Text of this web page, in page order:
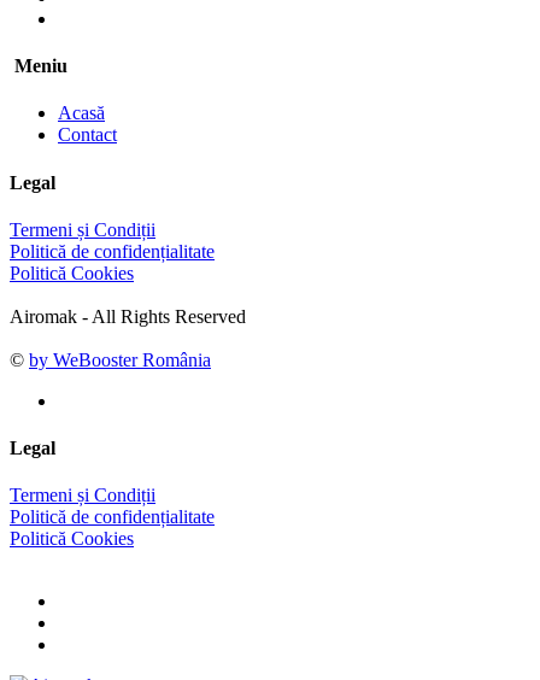
Meniu
Acasă
Contact
Legal
Termeni și Condiții
Politică de confidențialitate
Politică Cookies
Airomak - All Rights Reserved
© by WeBooster România
Legal
Termeni și Condiții
Politică de confidențialitate
Politică Cookies